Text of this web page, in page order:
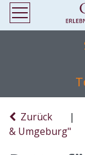
Zurück |
& Umgeburg"